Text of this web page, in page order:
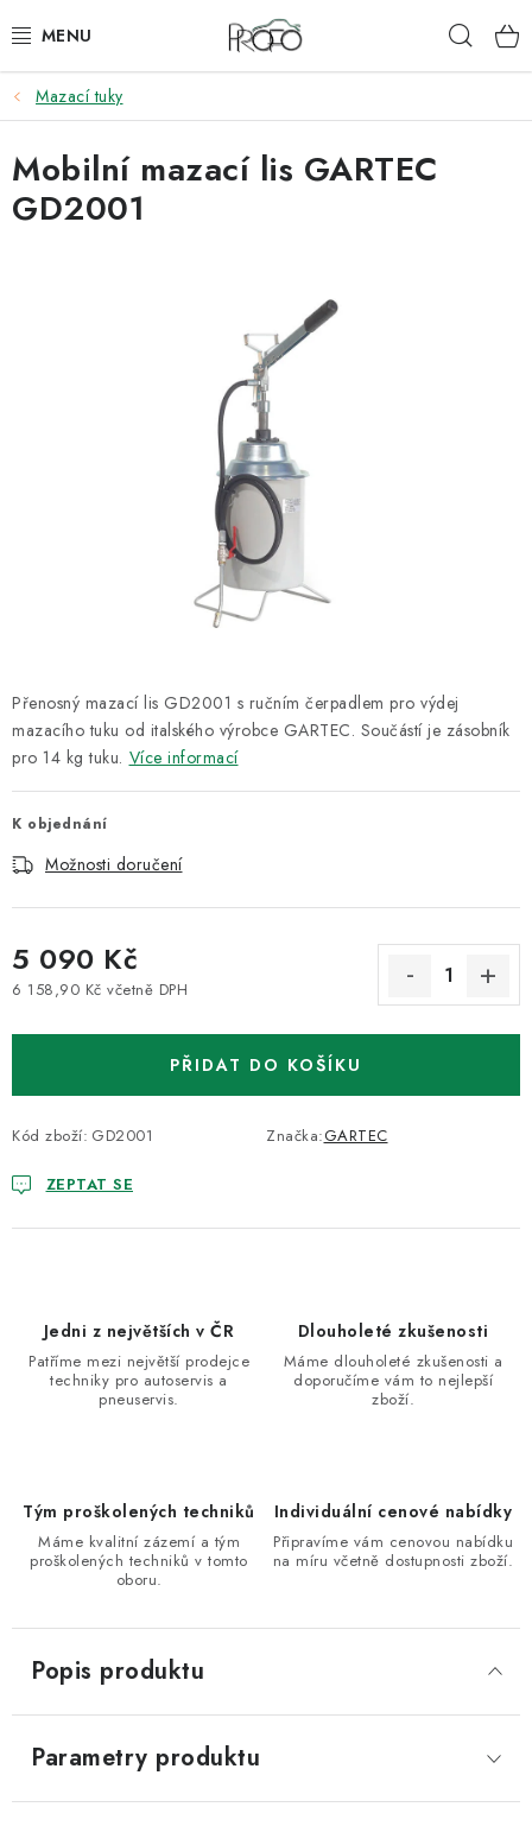
na
ZVEDÁKY
ZOUVAČKY
VYVAŽOVAČKY
AUTOMATICKÉ PŘEVODOVKY
MYCÍ STOLY
Mazací tuky
Přenosný mazací lis GD2001 s ručním čerpadlem pro výdej
mazacího tuku od italského výrobce GARTEC. Součástí je zásobník
pro 14 kg tuku. Více informací
K objednání
Možnosti doručení
5 090 Kč
6 158,90 Kč včetně DPH
PŘIDAT DO KOŠÍKU
Kód zboží: GD2001 Značka:GARTEC
ZEPTAT SE
Mobilní mazací lis GARTEC
GD2001
Jedni z největších v ČR
Patříme mezi největší prodejce
techniky pro autoservis a
pneuservis.
Dlouholeté zkušenosti
Máme dlouholeté zkušenosti a
doporučíme vám to nejlepší
zboží.
Tým proškolených techniků
Máme kvalitní zázemí a tým
proškolených techniků v tomto
oboru.
Individuální cenové nabídky
Připravíme vám cenovou nabídku
na míru včetně dostupnosti zboží.
Popis produktu
Parametry produktu